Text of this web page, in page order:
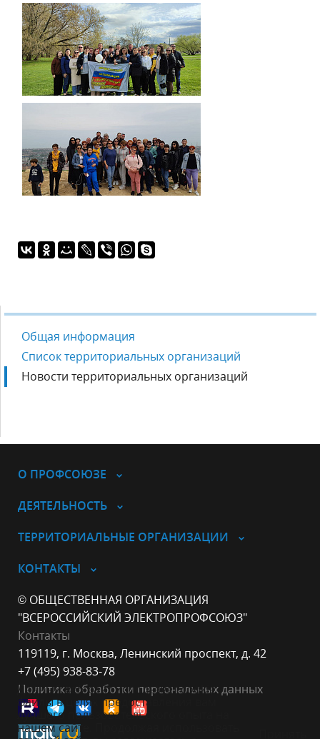
Общая информация
Список территориальных организаций
Новости территориальных организаций
О ПРОФСОЮЗЕ
ДЕЯТЕЛЬНОСТЬ
ТЕРРИТОРИАЛЬНЫЕ ОРГАНИЗАЦИИ
КОНТАКТЫ
© ОБЩЕСТВЕННАЯ ОРГАНИЗАЦИЯ
"ВСЕРОССИЙСКИЙ ЭЛЕКТРОПРОФСОЮЗ"
Контакты
119119, г. Москва, Ленинский проспект, д. 42
+7 (495) 938-83-78
Политика обработки персональных данных
Данный веб-сайт использует cookie-
файлы в целях предоставления вам
лучшего пользовательского опыта на
нашем сайте. Продолжая использовать